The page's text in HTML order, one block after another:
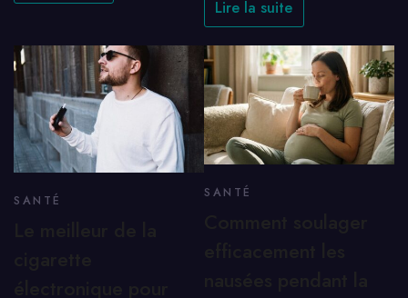
Lire la suite
SANTÉ SANTÉ